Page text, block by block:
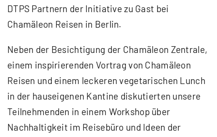
DTPS Partnern der Initiative zu Gast bei
Chamäleon Reisen in Berlin.
Neben der Besichtigung der Chamäleon Zentrale,
einem inspirierenden Vortrag von Chamäleon
Reisen und einem leckeren vegetarischen Lunch
in der hauseigenen Kantine diskutierten unsere
Teilnehmenden in einem Workshop über
Nachhaltigkeit im Reisebüro und Ideen der